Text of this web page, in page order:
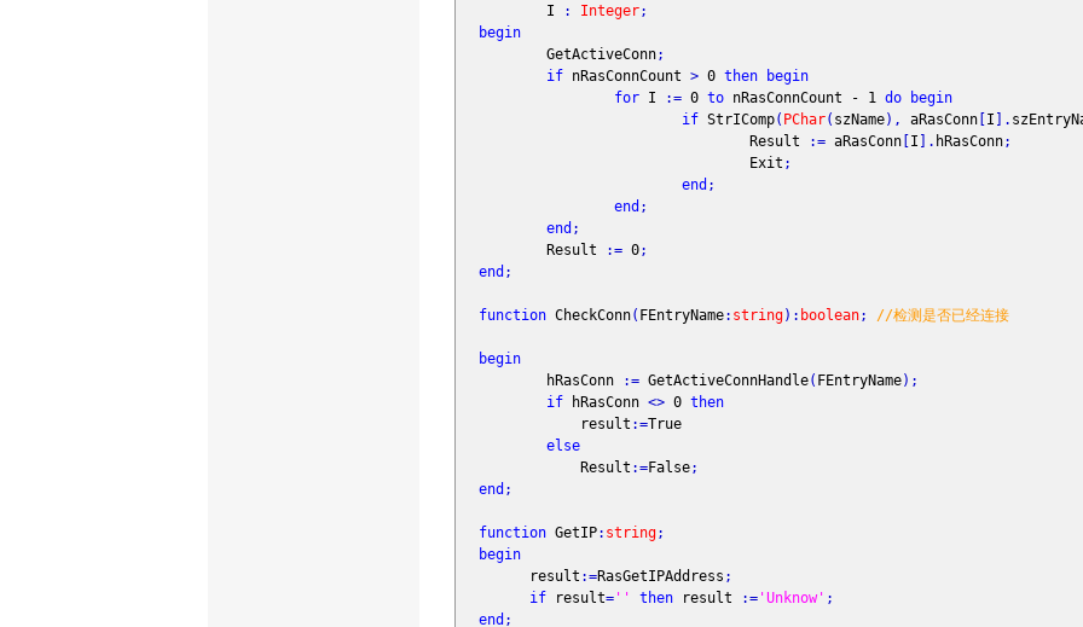
I
: Integer;
begin
GetActiveConn;
if nRasConnCount > 0 then
begin
for I := 0 to nRasConnCount - 1 do
begin
if StrIComp( PChar( szName) , aRasConn I .
Result
:= aRasConn I . hRasConn;
Exit ;
end ;
end ;
end ;
Result
:= 0;
end ;
function CheckConn( FEntryName: string) : boolean; //检测是否已经连接
begin
hRasConn
:= GetActiveConnHandle( FEntryName) ;
if hRasConn <> 0 then
result :=True
else
Result :=False;
end ;
function GetIP: string;
begin
result :=RasGetIPAddress ;
if result= '' then result := 'Unknow' ;
end ;